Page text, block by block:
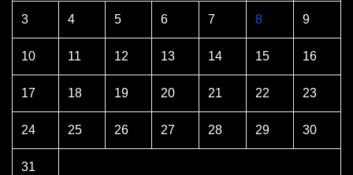
3 4 5 6 7 8 9
10 11 12 13 14 15 16
17 18 19 20 21 22 23
24 25 26 27 28 29 30
31